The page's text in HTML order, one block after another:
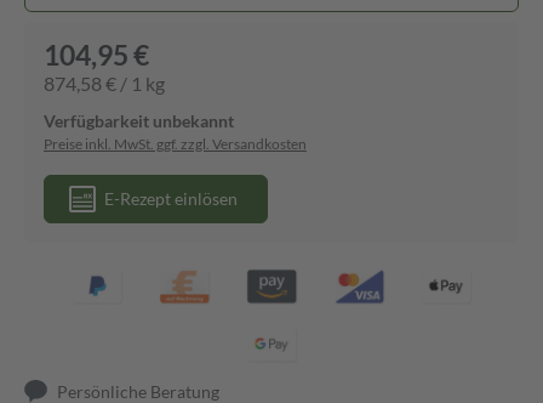
104,95 €
874,58 € / 1 kg
Verfügbarkeit unbekannt
Preise inkl. MwSt. ggf. zzgl. Versandkosten
E-Rezept einlösen
Persönliche Beratung